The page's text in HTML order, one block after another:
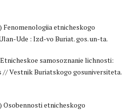
Fenomenologiia etnicheskogo
Ude : Izd-vo Buriat. gos. un-ta.
Etnicheskoe samosoznanie lichnosti:
Vestnik Buriatskogo gosuniversiteta.
Osobennosti etnicheskogo